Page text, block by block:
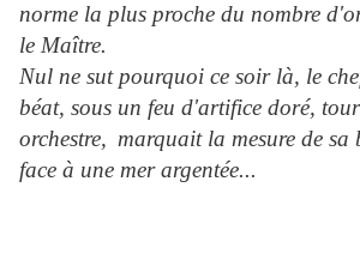
norme la plus proche du nombre
le Maître.
Nul ne sut pourquoi ce soir là, le
béat, sous un feu d'artifice doré,
orchestre, marquait la mesure de sa
face à une mer argentée...